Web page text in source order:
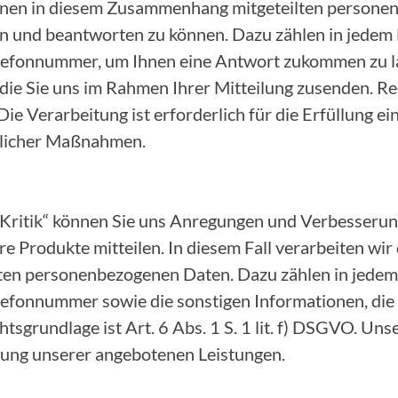
in diesem Zusammenhang mitgeteilten
und beantworten zu können. Dazu zählen in
um Ihnen eine Antwort zukommen zu
Sie uns im Rahmen Ihrer Mitteilung zusenden.
Verarbeitung ist erforderlich für die Erfüllung
Maßnahmen.
können Sie uns Anregungen und
Produkte mitteilen. In diesem Fall verarbeiten wir
personenbezogenen Daten. Dazu zählen in
sowie die sonstigen Informationen, die
ist Art. 6 Abs. 1 S. 1 lit. f) DSGVO.
unserer angebotenen Leistungen.